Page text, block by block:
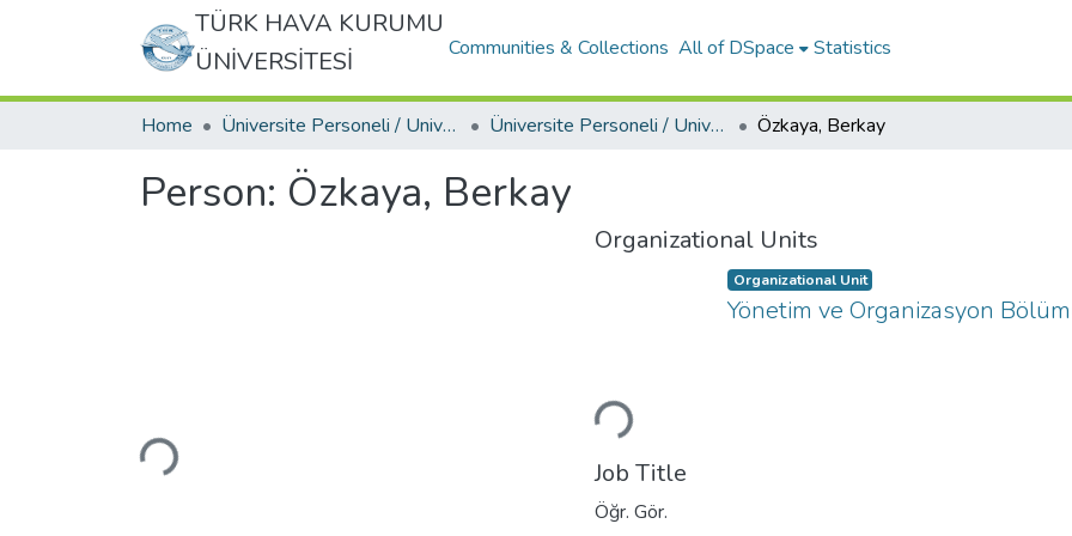
TÜRK HAVA KURUMU
ÜNİVERSİTESİ
Communities & Collections All of DSpace Statistics
Home Üniversite Personeli / University Personnel Üniversite Personeli / University Personnel Özkaya, Berkay
Person: Özkaya, Berkay
Loading...
Organizational Units
Loading...
Organizational Unit
Yönetim ve Organizasyon
Job Title
Öğr. Gör.